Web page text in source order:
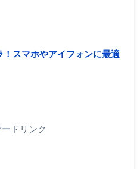
！スマホやアイフォンに最適
ドリンク